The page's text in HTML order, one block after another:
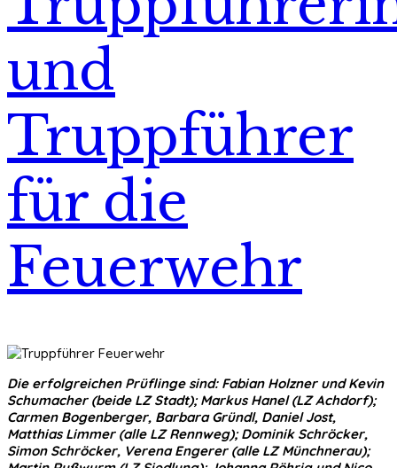
und
Truppführer
für die
Feuerwehr
Die erfolgreichen Prüflinge sind: Fabian Holzner und Kevin
Schumacher (beide LZ Stadt); Markus Hanel (LZ Achdorf);
Carmen Bogenberger, Barbara Gründl, Daniel Jost,
Matthias Limmer (alle LZ Rennweg); Dominik Schröcker,
Simon Schröcker, Verena Engerer (alle LZ Münchnerau);